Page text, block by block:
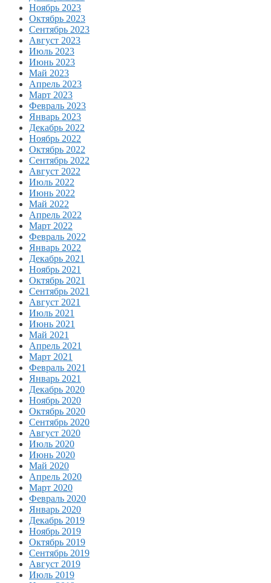
Ноябрь 2023
Октябрь 2023
Сентябрь 2023
Август 2023
Июль 2023
Июнь 2023
Май 2023
Апрель 2023
Март 2023
Февраль 2023
Январь 2023
Декабрь 2022
Ноябрь 2022
Октябрь 2022
Сентябрь 2022
Август 2022
Июль 2022
Июнь 2022
Май 2022
Апрель 2022
Март 2022
Февраль 2022
Январь 2022
Декабрь 2021
Ноябрь 2021
Октябрь 2021
Сентябрь 2021
Август 2021
Июль 2021
Июнь 2021
Май 2021
Апрель 2021
Март 2021
Февраль 2021
Январь 2021
Декабрь 2020
Ноябрь 2020
Октябрь 2020
Сентябрь 2020
Август 2020
Июль 2020
Июнь 2020
Май 2020
Апрель 2020
Март 2020
Февраль 2020
Январь 2020
Декабрь 2019
Ноябрь 2019
Октябрь 2019
Сентябрь 2019
Август 2019
Июль 2019